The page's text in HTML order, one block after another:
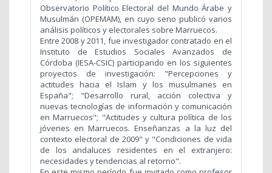
Observatorio Político Electoral del Mundo Árabe y
Musulmán (OPEMAM), en cuyo seno publicó varios
análisis políticos y electorales sobre Marruecos.
Entre 2008 y 2011, fue investigador contratado en el
Instituto de Estudios Sociales Avanzados de
Córdoba (IESA-CSIC) participando en los siguientes
proyectos de investigación: "Percepciones y
actitudes hacia el Islam y los musulmanes en
España"; "Desarrollo rural, acción colectiva y
nuevas tecnologías de información y comunicación
en Marruecos"; "Actitudes y cultura política de los
jóvenes en Marruecos. Enseñanzas a la luz del
contexto electoral de 2009" y "Condiciones de vida
de los andaluces residentes en el extranjero:
necesidades y tendencias al retorno".